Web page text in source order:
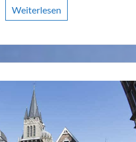
Weiterlesen